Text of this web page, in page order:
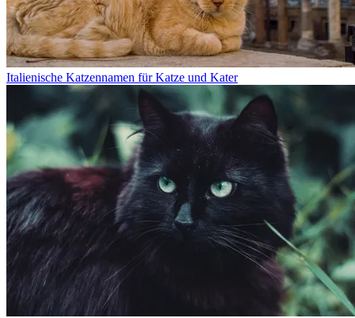
Italienische Katzennamen für Katze und Kater